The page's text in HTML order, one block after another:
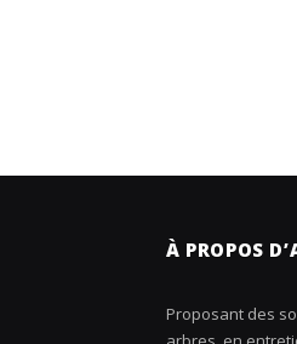
À PROPOS
Proposant des